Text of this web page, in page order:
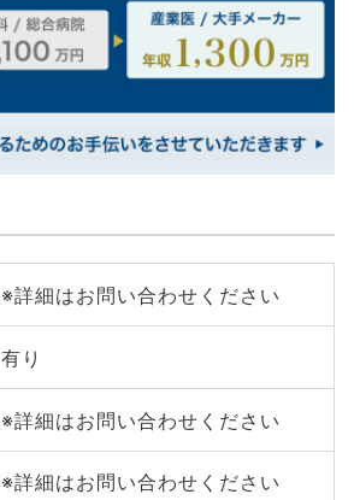
※詳細はお問い合わせください
有り
※詳細はお問い合わせください
※詳細はお問い合わせください